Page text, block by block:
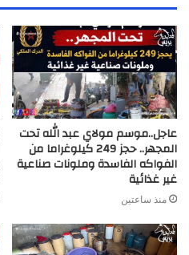
ك
ا
ل
إ
ل
ك
ت
و
ن
ي
عاجل..موسم مولاي عبد الله تحت
المجهر.. حجز 249 كيلوغراما من
الفواكه الفاسدة وملونات صناعية
غير غذائية
منذ ساعتين